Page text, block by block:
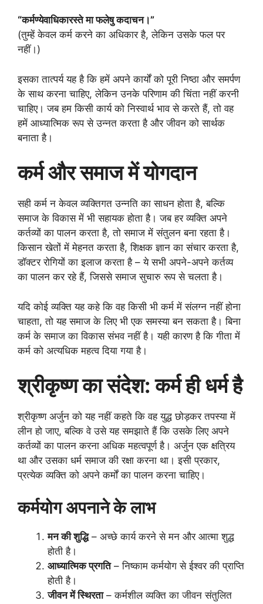
“कर्मण्येवाधिकारस्ते मा फलेषु कदाचन।”
(तुम्हें केवल कर्म करने का अधिकार है, लेकिन उसके फल पर
नहीं।)
इसका तात्पर्य यह है कि हमें अपने कार्यों को पूरी निष्ठा और समर्पण
के साथ करना चाहिए, लेकिन उनके परिणाम की चिंता नहीं करनी
चाहिए। जब हम किसी कार्य को निस्वार्थ भाव से करते हैं, तो वह
हमें आध्यात्मिक रूप से उन्नत करता है और जीवन को सार्थक
बनाता है।
कर्म और समाज में योगदान
सही कर्म न केवल व्यक्तिगत उन्नति का साधन होता है, बल्कि
समाज के विकास में भी सहायक होता है। जब हर व्यक्ति अपने
कर्तव्यों का पालन करता है, तो समाज में संतुलन बना रहता है।
किसान खेतों में मेहनत करता है, शिक्षक ज्ञान का संचार करता है,
डॉक्टर रोगियों का इलाज करता है – ये सभी अपने-अपने कर्तव्य
का पालन कर रहे हैं, जिससे समाज सुचारु रूप से चलता है।
यदि कोई व्यक्ति यह कहे कि वह किसी भी कर्म में संलग्न नहीं होना
चाहता, तो यह समाज के लिए भी एक समस्या बन सकता है। बिना
कर्म के समाज का विकास संभव नहीं है। यही कारण है कि गीता में
कर्म को अत्यधिक महत्व दिया गया है।
श्रीकृष्ण का संदेश: कर्म ही धर्म है
श्रीकृष्ण अर्जुन को यह नहीं कहते कि वह युद्ध छोड़कर तपस्या में
लीन हो जाए, बल्कि वे उसे यह समझाते हैं कि उसके लिए अपने
कर्तव्यों का पालन करना अधिक महत्वपूर्ण है। अर्जुन एक क्षत्रिय
था और उसका धर्म समाज की रक्षा करना था। इसी प्रकार,
प्रत्येक व्यक्ति को अपने कर्मों का पालन करना चाहिए।
कर्मयोग अपनाने के लाभ
मन की शुद्धि– अच्छे कार्य करने से मन और आत्मा शुद्ध
होती है।
आध्यात्मिक प्रगति– निष्काम कर्मयोग से ईश्वर की प्राप्ति
होती है।
जीवन में स्थिरता– कर्मशील व्यक्ति का जीवन संतुलित